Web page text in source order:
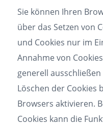
Sie können Ihren
über das Setzen von
und Cookies nur im
Annahme von
generell
Löschen der Cookies
Browsers aktivieren.
Cookies kann die